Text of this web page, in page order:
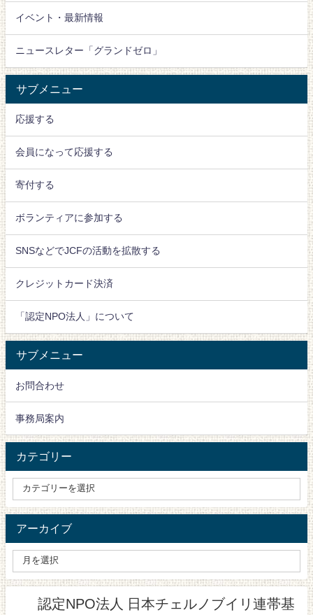
イベント・最新情報
ニュースレター「グランドゼロ」
サブメニュー
応援する
会員になって応援する
寄付する
ボランティアに参加する
SNSなどでJCFの活動を拡散する
クレジットカード決済
「認定NPO法人」について
サブメニュー
お問合わせ
事務局案内
カテゴリー
アーカイブ
認定NPO法人 日本チェルノブイリ連帯基